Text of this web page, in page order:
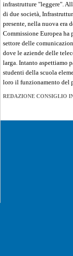
infrastrutture "leggere".
di due società,
presente, nella nuova
Commissione Europea
settore delle
dove le aziende delle
larga. Intanto aspettiamo
studenti della scuola
loro il funzionamento del
REDAZIONE CONSIGLIO